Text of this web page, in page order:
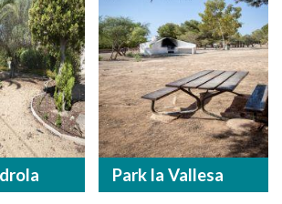
Park la Vallesa